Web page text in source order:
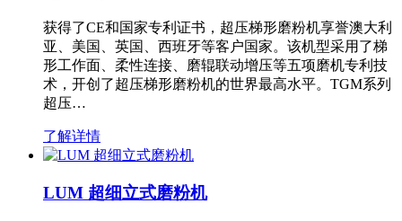
获得了CE和国家专利证书，超压梯形磨粉机享誉澳大利
亚、美国、英国、西班牙等客户国家。该机型采用了梯
形工作面、柔性连接、磨辊联动增压等五项磨机专利技
术，开创了超压梯形磨粉机的世界最高水平。TGM系列
超压…
了解详情
LUM 超细立式磨粉机